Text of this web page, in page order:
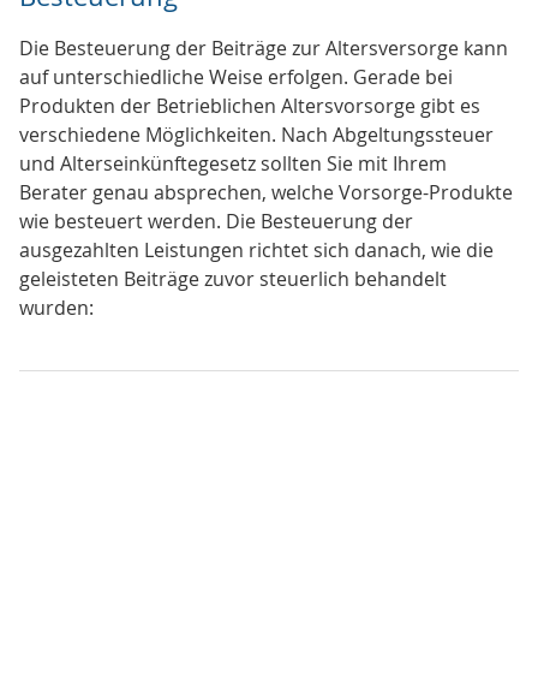
Die Besteuerung der Beiträge zur Altersversorge kann
auf unterschiedliche Weise erfolgen. Gerade bei
Produkten der Betrieblichen Altersvorsorge gibt es
verschiedene Möglichkeiten. Nach Abgeltungssteuer
und Alterseinkünftegesetz sollten Sie mit Ihrem
Berater genau absprechen, welche Vorsorge-Produkte
wie besteuert werden. Die Besteuerung der
ausgezahlten Leistungen richtet sich danach, wie die
geleisteten Beiträge zuvor steuerlich behandelt
wurden: